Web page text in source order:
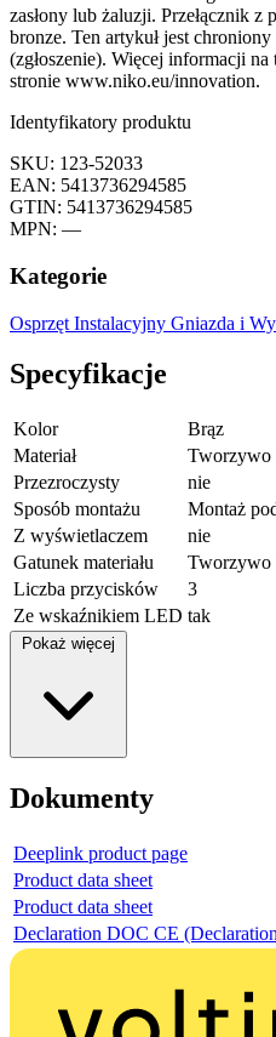
zasłony lub żaluzji. Przełącznik
bronze. Ten artykuł jest
(zgłoszenie). Więcej informacji
stronie www.niko.eu/innovation.
Identyfikatory produktu
SKU: 123-52033
EAN: 5413736294585
GTIN: 5413736294585
MPN: —
Kategorie
Osprzęt Instalacyjny Gniazda i
Specyfikacje
Kolor
Brąz
Materiał
Tworzywo
Przezroczysty
nie
Sposób montażu
Montaż
Z wyświetlaczem
nie
Gatunek materiału
Tworzywo
Liczba przycisków
3
Ze wskaźnikiem LED tak
Pokaż więcej
Dokumenty
Deeplink product page
Product data sheet
Product data sheet
Declaration DOC CE